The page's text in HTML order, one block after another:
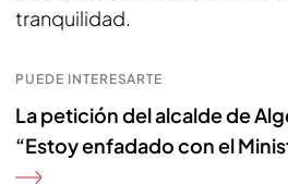
tranquilidad.
PUEDE INTERESARTE
La petición del alcalde de
“Estoy enfadado con el